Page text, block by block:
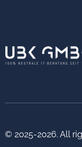
© 2025-2026. All